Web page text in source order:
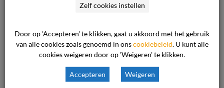
omdat zij geconfronteerd wordt met
Standpunt van de ondernemer
Het standpunt van de ondernemer luidt in
Zelf cookies instellen
Door op 'Accepteren' te klikken, gaat u akkoord met het gebruik
van alle cookies zoals genoemd in onscookiebeleid. U kunt alle
cookies weigeren door op 'Weigeren' te klikken.
Accepteren Weigeren